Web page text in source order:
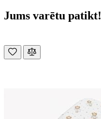
Jums varētu patikt!